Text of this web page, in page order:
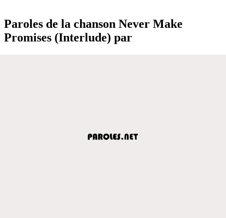
Paroles de la chanson Never Make
Promises (Interlude) par